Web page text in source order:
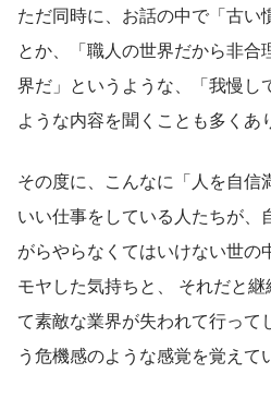
ただ同時に、お話の中で「古い
とか、「職人の世界だから非
界だ」というような、「我慢し
ような内容を聞くことも多くあ
その度に、こんなに「人を自信
いい仕事をしている人たちが、
がらやらなくてはいけない世の
モヤした気持ちと、 それだと
て素敵な業界が失われて行って
う危機感のような感覚を覚えて